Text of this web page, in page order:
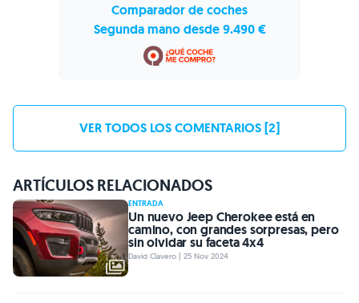
Comparador de coches
Segunda mano desde 9.490 €
VER TODOS LOS COMENTARIOS [2]
ARTÍCULOS RELACIONADOS
ENTRADA
Un nuevo Jeep Cherokee está en
camino, con grandes sorpresas, pero
sin olvidar su faceta 4x4
David Clavero | 25 Nov 2024